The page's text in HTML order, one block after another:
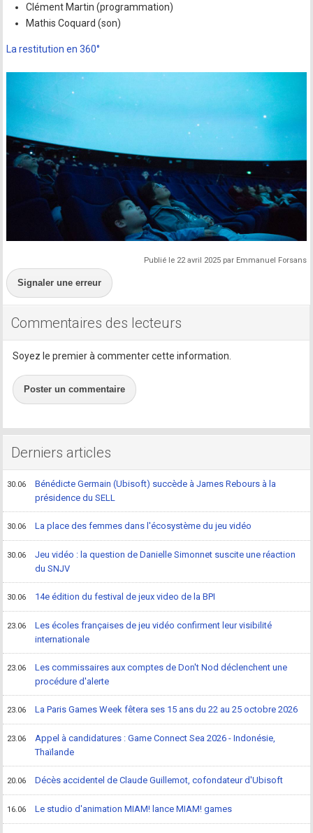
Clément Martin (programmation)
Mathis Coquard (son)
La restitution en 360°
Publié le 22 avril 2025 par Emmanuel Forsans
Signaler une erreur
Commentaires des lecteurs
Soyez le premier à commenter cette information.
Poster un commentaire
Derniers articles
30.06
Bénédicte Germain (Ubisoft) succède à James Rebours à la
présidence du SELL
30.06 La place des femmes dans l'écosystème du jeu vidéo
30.06
Jeu vidéo : la question de Danielle Simonnet suscite une réaction
du SNJV
30.06 14e édition du festival de jeux video de la BPI
23.06
Les écoles françaises de jeu vidéo confirment leur visibilité
internationale
23.06
Les commissaires aux comptes de Don't Nod déclenchent une
procédure d'alerte
23.06 La Paris Games Week fêtera ses 15 ans du 22 au 25 octobre 2026
23.06
Appel à candidatures : Game Connect Sea 2026 - Indonésie,
Thaïlande
20.06 Décès accidentel de Claude Guillemot, cofondateur d'Ubisoft
16.06 Le studio d'animation MIAM! lance MIAM! games